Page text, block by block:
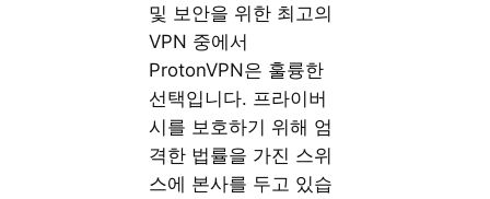
및 보안을 위한 최고의
VPN 중에서
ProtonVPN은 훌륭한
선택입니다. 프라이버
시를 보호하기 위해 엄
격한 법률을 가진 스위
스에 본사를 두고 있습